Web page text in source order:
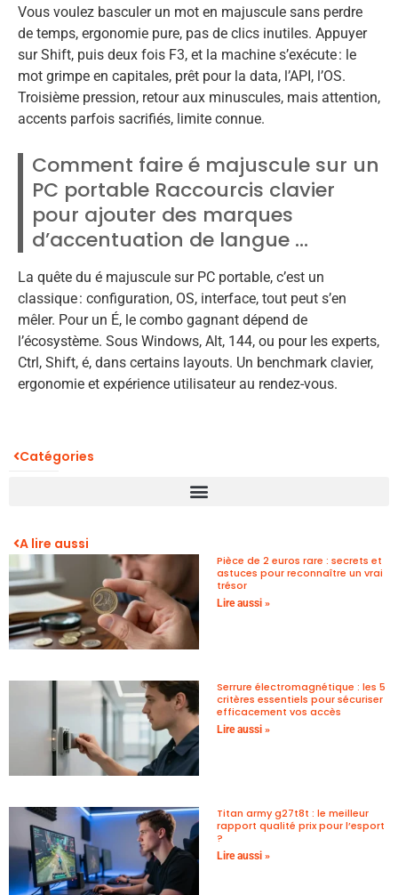
Vous voulez basculer un mot en majuscule sans perdre
de temps, ergonomie pure, pas de clics inutiles. Appuyer
sur Shift, puis deux fois F3, et la machine s’exécute : le
mot grimpe en capitales, prêt pour la data, l’API, l’OS.
Troisième pression, retour aux minuscules, mais attention,
accents parfois sacrifiés, limite connue.
Comment faire é majuscule sur un
PC portable Raccourcis clavier
pour ajouter des marques
d’accentuation de langue …
La quête du é majuscule sur PC portable, c’est un
classique : configuration, OS, interface, tout peut s’en
mêler. Pour un É, le combo gagnant dépend de
l’écosystème. Sous Windows, Alt, 144, ou pour les experts,
Ctrl, Shift, é, dans certains layouts. Un benchmark clavier,
ergonomie et expérience utilisateur au rendez-vous.
Catégories
A lire aussi
Pièce de 2 euros rare : secrets et
astuces pour reconnaître un vrai
trésor
Lire aussi »
Serrure électromagnétique : les 5
critères essentiels pour sécuriser
efficacement vos accès
Lire aussi »
Titan army g27t8t : le meilleur
rapport qualité prix pour l’esport
?
Lire aussi »